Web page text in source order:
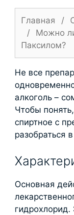
Главная /
/
Можно
Паксилом?
Не все
алкоголь –
Чтобы
спиртное с
разобраться
Основная